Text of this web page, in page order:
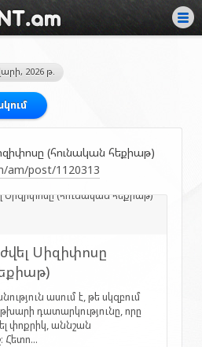
2026 թ.
(հունական հեքիաթ)
am/post/1120313
Սիզիփոսը
ասում է, թե սկզբում
դատարկությունը, որը
փոքրիկ, աննշան
Հետո...